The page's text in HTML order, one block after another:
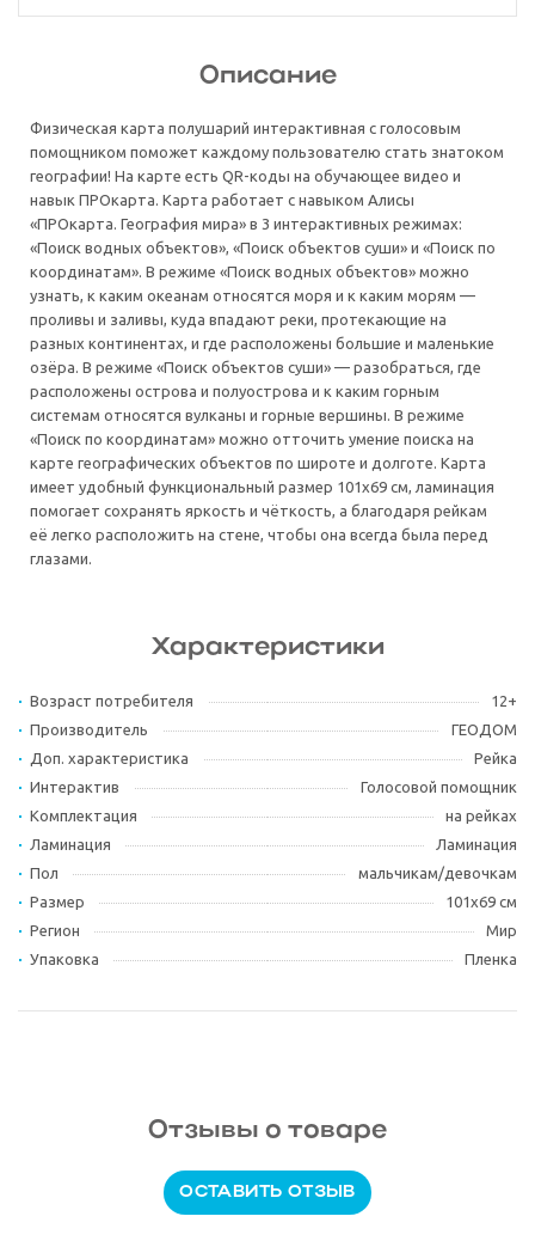
Описание
Физическая карта полушарий интерактивная с голосовым
помощником поможет каждому пользователю стать знатоком
географии! На карте есть QR-коды на обучающее видео и
навык ПРОкарта. Карта работает с навыком Алисы
«ПРОкарта. География мира» в 3 интерактивных режимах:
«Поиск водных объектов», «Поиск объектов суши» и «Поиск по
координатам». В режиме «Поиск водных объектов» можно
узнать, к каким океанам относятся моря и к каким морям —
проливы и заливы, куда впадают реки, протекающие на
разных континентах, и где расположены большие и маленькие
озёра. В режиме «Поиск объектов суши» — разобраться, где
расположены острова и полуострова и к каким горным
системам относятся вулканы и горные вершины. В режиме
«Поиск по координатам» можно отточить умение поиска на
карте географических объектов по широте и долготе. Карта
имеет удобный функциональный размер 101х69 см, ламинация
помогает сохранять яркость и чёткость, а благодаря рейкам
её легко расположить на стене, чтобы она всегда была перед
глазами.
Характеристики
Возраст потребителя
12+
Производитель
ГЕОДОМ
Доп. характеристика
Рейка
Интерактив
Голосовой помощник
Комплектация
на рейках
Ламинация
Ламинация
Пол
мальчикам/девочкам
Размер
101х69 см
Регион
Мир
Упаковка
Пленка
Отзывы о товаре
ОСТАВИТЬ ОТЗЫВ